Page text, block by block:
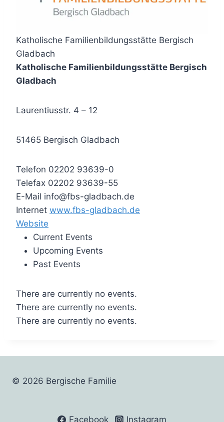
Katholische Familienbildungsstätte Bergisch
Gladbach
Katholische Familienbildungsstätte Bergisch
Gladbach
Laurentiusstr. 4 – 12
51465 Bergisch Gladbach
Telefon 02202 93639-0
Telefax 02202 93639-55
E-Mail info@fbs-gladbach.de
Internet www.fbs-gladbach.de
Website
Current Events
Upcoming Events
Past Events
There are currently no events.
There are currently no events.
There are currently no events.
© 2026 Bergische Familie
Facebook Instagram